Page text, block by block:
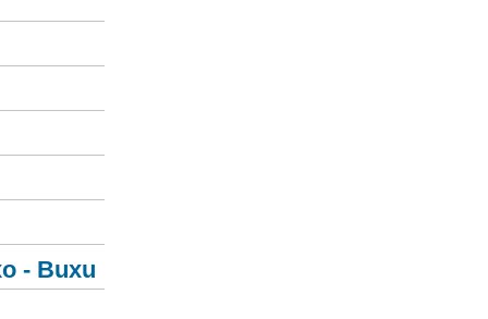
- Buxu